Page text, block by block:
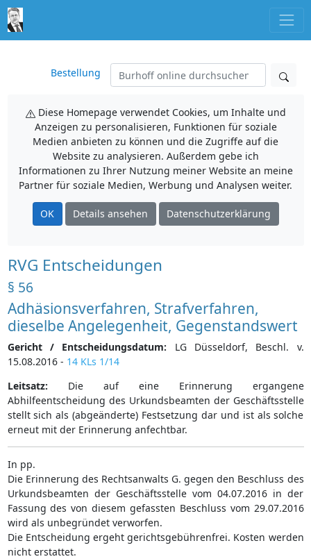
Bestellung
Diese Homepage verwendet Cookies, um Inhalte und
Anzeigen zu personalisieren, Funktionen für soziale
Medien anbieten zu können und die Zugriffe auf die
Website zu analysieren. Außerdem gebe ich
Informationen zu Ihrer Nutzung meiner Website an meine
Partner für soziale Medien, Werbung und Analysen weiter.
OK Details ansehen Datenschutzerklärung
RVG Entscheidungen
§ 56
Adhäsionsverfahren, Strafverfahren,
dieselbe Angelegenheit, Gegenstandswert
Gericht / Entscheidungsdatum: LG Düsseldorf, Beschl. v.
15.08.2016 - 14 KLs 1/14
Leitsatz: Die auf eine Erinnerung ergangene
Abhilfeentscheidung des Urkundsbeamten der Geschäftsstelle
stellt sich als (abgeänderte) Festsetzung dar und ist als solche
erneut mit der Erinnerung anfechtbar.
In pp.
Die Erinnerung des Rechtsanwalts G. gegen den Beschluss des
Urkundsbeamten der Geschäftsstelle vom 04.07.2016 in der
Fassung des von diesem gefassten Beschluss vom 29.07.2016
wird als unbegründet verworfen.
Die Entscheidung ergeht gerichtsgebührenfrei. Kosten werden
nicht erstattet.